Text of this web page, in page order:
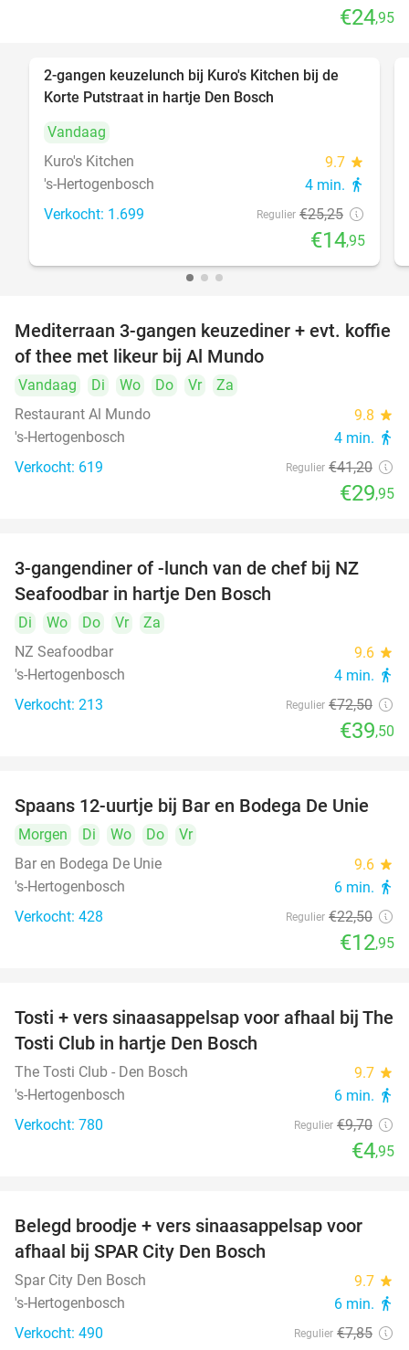
€24,95
2-gangen keuzelunch bij Kuro's Kitchen bij de
Korte Putstraat in hartje Den Bosch
Vandaag
Kuro's Kitchen
9.7 star
's-Hertogenbosch 4 min. directions_walk
Verkocht: 1.699 Regulier €25,25
€14,95
27%
Mediterraan 3-gangen keuzediner + evt. koffie
of thee met likeur bij Al Mundo
Vandaag Di Wo Do Vr
Za
Restaurant Al Mundo
9.8 star
's-Hertogenbosch 4 min. directions_walk
Verkocht: 619 Regulier €41,20
€29,95
46%
3-gangendiner of -lunch van de chef bij NZ
Seafoodbar in hartje Den Bosch
Di Wo Do Vr
Za
NZ Seafoodbar
9.6 star
's-Hertogenbosch 4 min. directions_walk
Verkocht: 213 Regulier €72,50
€39,50
42%
Spaans 12-uurtje bij Bar en Bodega De Unie
Morgen Di Wo Do
Vr
Bar en Bodega De Unie
9.6 star
's-Hertogenbosch 6 min. directions_walk
Verkocht: 428 Regulier €22,50
€12,95
49%
Tosti + vers sinaasappelsap voor afhaal bij The
Tosti Club in hartje Den Bosch
The Tosti Club - Den Bosch 9.7 star
's-Hertogenbosch 6 min. directions_walk
Verkocht: 780 Regulier €9,70
€4,95
37%
Belegd broodje + vers sinaasappelsap voor
afhaal bij SPAR City Den Bosch
Spar City Den Bosch 9.7 star
's-Hertogenbosch 6 min. directions_walk
Verkocht: 490 Regulier €7,85